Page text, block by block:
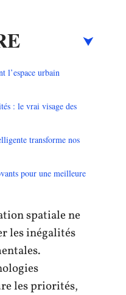
l’espace urbain
: le vrai visage des
transforme nos
pour une meilleure
spatiale ne
les inégalités
les priorités,